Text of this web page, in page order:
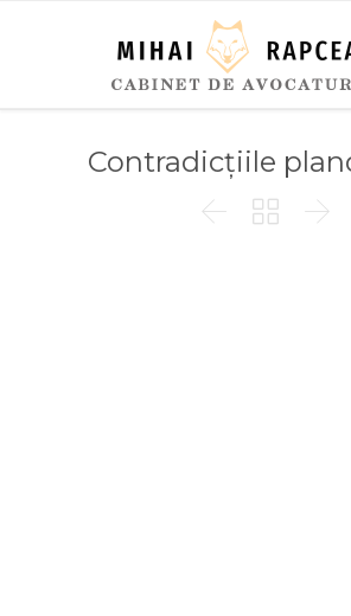
Contradicțiile
  